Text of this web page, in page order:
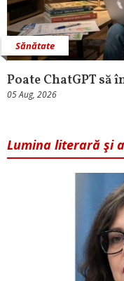
Sănătate
Poate ChatGPT să
05 Aug, 2026
Lumina literară şi